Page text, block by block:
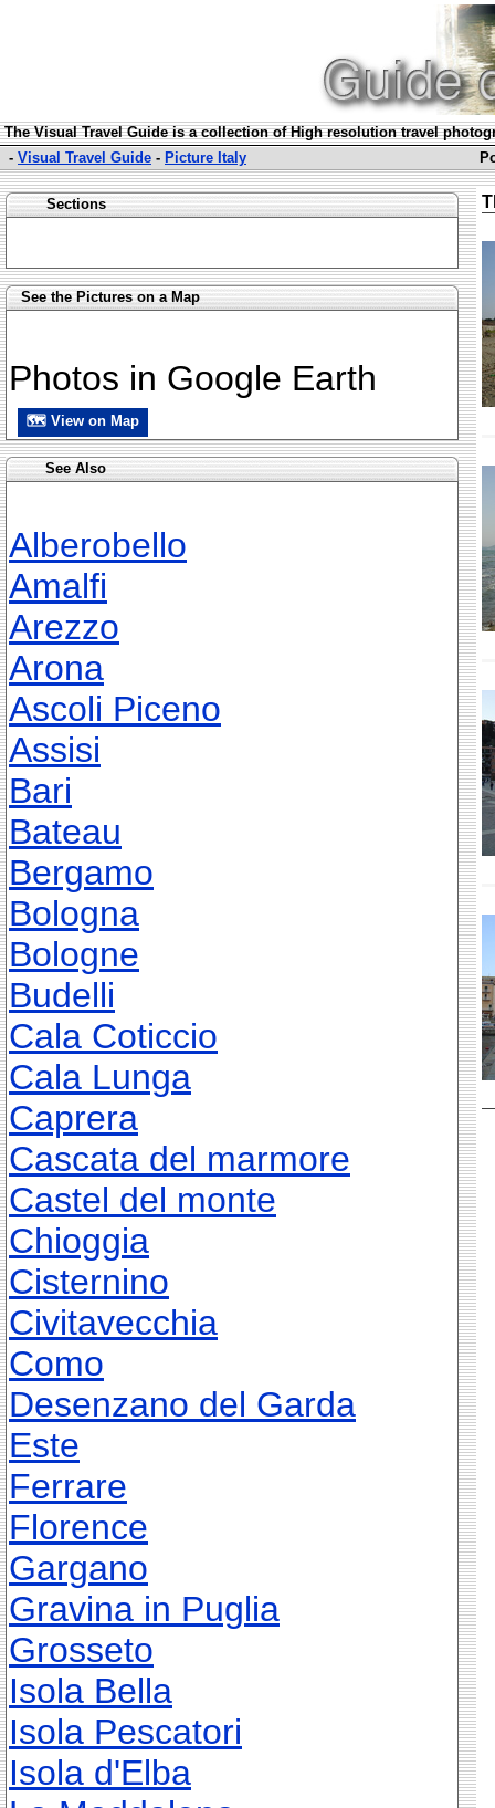
The Visual Travel Guide is a collection of High resolution travel
- Visual Travel Guide - Picture Italy
Sections
See the Pictures on a Map
Photos in Google Earth
🗺 View on Map
See Also
Alberobello
Amalfi
Arezzo
Arona
Ascoli Piceno
Assisi
Bari
Bateau
Bergamo
Bologna
Bologne
Budelli
Cala Coticcio
Cala Lunga
Caprera
Cascata del marmore
Castel del monte
Chioggia
Cisternino
Civitavecchia
Como
Desenzano del Garda
Este
Ferrare
Florence
Gargano
Gravina in Puglia
Grosseto
Isola Bella
Isola Pescatori
Isola d'Elba